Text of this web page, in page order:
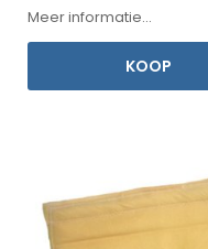
Meer informatie...
KOOP